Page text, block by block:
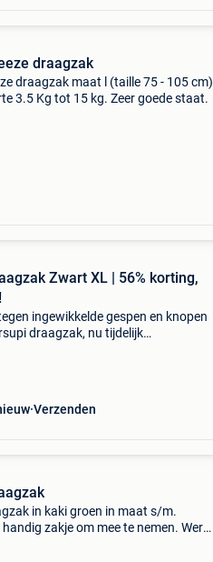
draagzak
draagzak maat l (taille 75 - 105 cm)
3.5 Kg tot 15 kg. Zeer goede staat.
Zwart XL | 56% korting,
ingewikkelde gespen en knopen
draagzak, nu tijdelijk
Verzenden
in kaki groen in maat s/m.
zakje om mee te nemen. Werd